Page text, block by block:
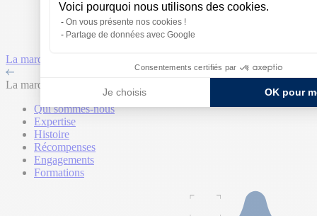
La marque
La marque
Qui sommes-nous
Expertise
Histoire
Récompenses
Engagements
Formations
Voici pourquoi nous utilisons des cookies.
On vous présente nos cookies !
Partage de données avec Google
Consentements certifiés par
Je choisis OK pour